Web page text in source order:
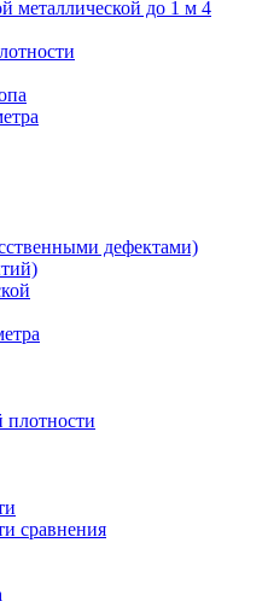
металлической до 1 м 4
дефектами)
плотности
сравнения